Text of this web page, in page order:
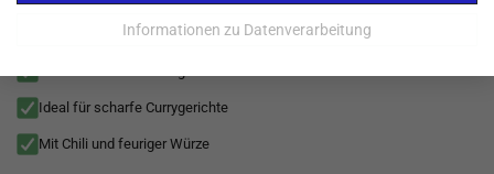
Drachenfeuer Curry sehr scharfes Curry Gewürz mit
intensiver Schärfe (Dragon Fire Curry)
Ideal für scharfe Currygerichte
Mit Chili und feuriger Würze
Informationen zu Datenverarbeitung